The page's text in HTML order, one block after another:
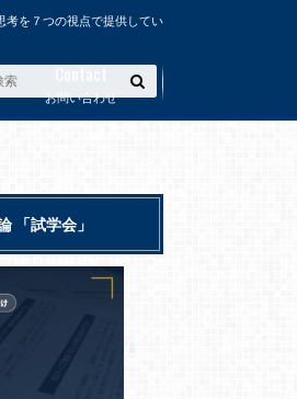
考を７つの視点で提供してい
お問い合わせ
「試学会」